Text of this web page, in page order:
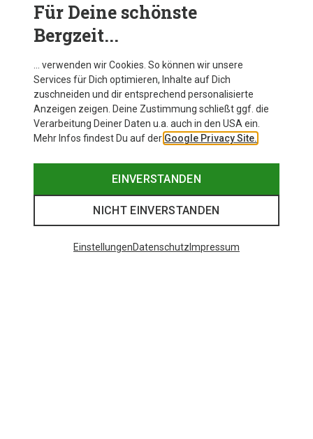
Du sparst 25%
FreiSein
PoppyBlossom Stirnband
19,95 €
Für Deine schönste
Bergzeit...
… verwenden wir Cookies. So können wir unsere
Services für Dich optimieren, Inhalte auf Dich
zuschneiden und dir entsprechend personalisierte
Anzeigen zeigen. Deine Zustimmung schließt ggf. die
Verarbeitung Deiner Daten u.a. auch in den USA ein.
Mehr Infos findest Du auf der Google Privacy Site.
EINVERSTANDEN
NICHT EINVERSTANDEN
EinstellungenDatenschutz Impressum